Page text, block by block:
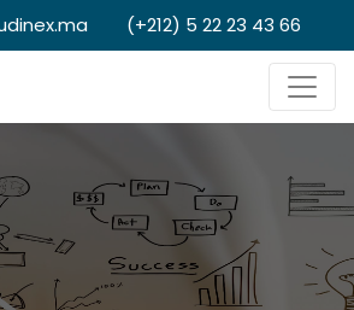
(+212) 5 22 23 43 66